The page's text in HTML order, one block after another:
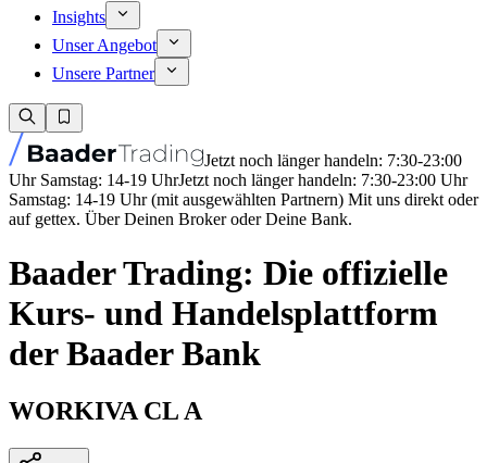
Insights
Unser Angebot
Unsere Partner
Jetzt noch länger handeln: 7:30-23:00
Uhr Samstag: 14-19 UhrJetzt noch länger handeln: 7:30-23:00 Uhr
Samstag: 14-19 Uhr (mit ausgewählten Partnern) Mit uns direkt oder
auf gettex. Über Deinen Broker oder Deine Bank.
Baader Trading: Die offizielle
Kurs- und Handelsplattform
der Baader Bank
WORKIVA CL A